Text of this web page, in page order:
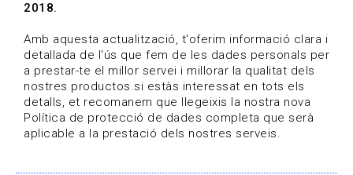
Estigues al dia
Convocatòries, activitats i notícies del sector de la
cultura.
2018.
Amb aquesta actualització, t'oferim informació clara i
detallada de l'ús que fem de les dades personals per
a prestar-te el millor servei i millorar la qualitat dels
nostres productos.si estàs interessat en tots els
detalls, et recomanem que llegeixis la nostra nova
Política de protecció de dades completa que serà
aplicable a la prestació dels nostres serveis.